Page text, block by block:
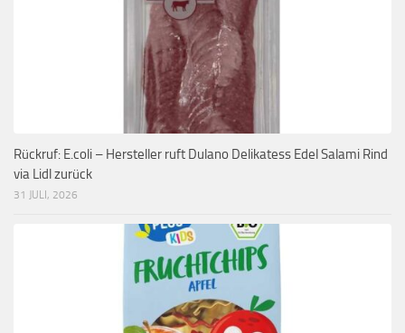
Rückruf: E.coli – Hersteller ruft Dulano Delikatess Edel Salami Rind
via Lidl zurück
31 JULI, 2026